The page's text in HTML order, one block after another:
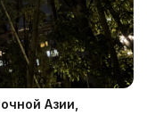
Азии,